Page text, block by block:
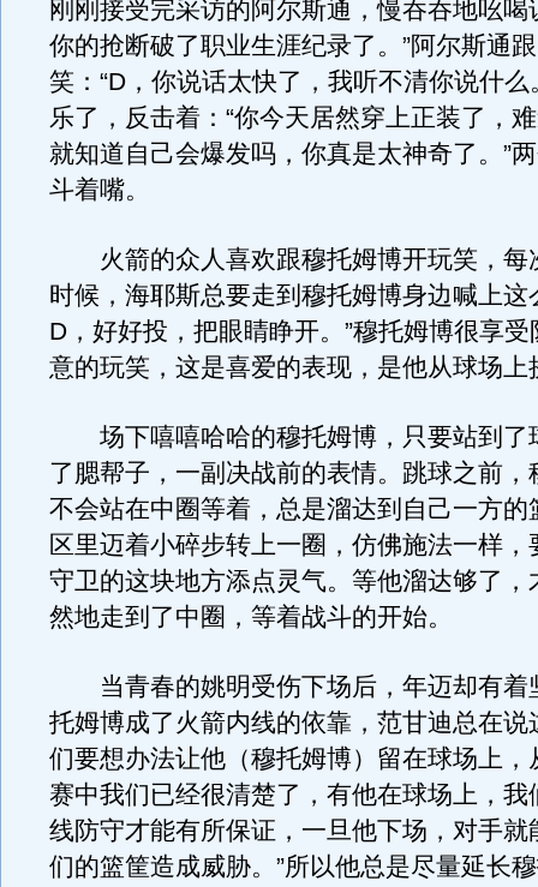
刚刚接受完采访的阿尔斯通，慢吞吞地吆喝
你的抢断破了职业生涯纪录了。”阿尔斯通
笑：“D，你说话太快了，我听不清你说什么
乐了，反击着：“你今天居然穿上正装了，
就知道自己会爆发吗，你真是太神奇了。”
斗着嘴。
火箭的众人喜欢跟穆托姆博开玩笑，每
时候，海耶斯总要走到穆托姆博身边喊上这
D，好好投，把眼睛睁开。”穆托姆博很享
意的玩笑，这是喜爱的表现，是他从球场上
场下嘻嘻哈哈的穆托姆博，只要站到了
了腮帮子，一副决战前的表情。跳球之前，
不会站在中圈等着，总是溜达到自己一方的
区里迈着小碎步转上一圈，仿佛施法一样，
守卫的这块地方添点灵气。等他溜达够了，
然地走到了中圈，等着战斗的开始。
当青春的姚明受伤下场后，年迈却有着
托姆博成了火箭内线的依靠，范甘迪总在说
们要想办法让他（穆托姆博）留在球场上，
赛中我们已经很清楚了，有他在球场上，我
线防守才能有所保证，一旦他下场，对手就
们的篮筐造成威胁。”所以他总是尽量延长